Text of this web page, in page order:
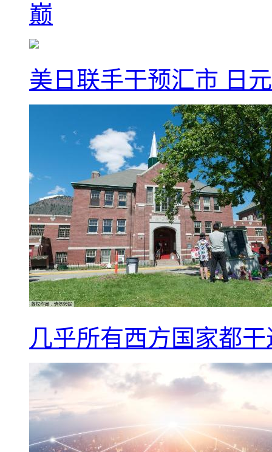
巅
美日联手干预汇市 日
几乎所有西方国家都